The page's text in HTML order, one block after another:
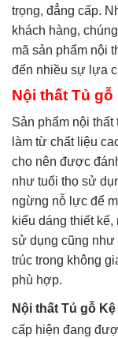
trọng, đẳng cấp.
khách hàng,
mã sản phẩm nội
đến nhiều sự lựa
Nội thất Tủ gỗ
Sản phẩm nội
làm từ chất liệu
cho nên được
như tuổi thọ sử
ngừng nỗ lực để
kiểu dáng thiết
sử dụng cũng như
trúc trong không
phù hợp.
Nội thất Tủ gỗ
cấp hiện đang